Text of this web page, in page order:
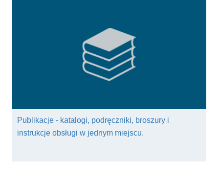
Publikacje - katalogi, podręczniki, broszury i
instrukcje obsługi w jednym miejscu.